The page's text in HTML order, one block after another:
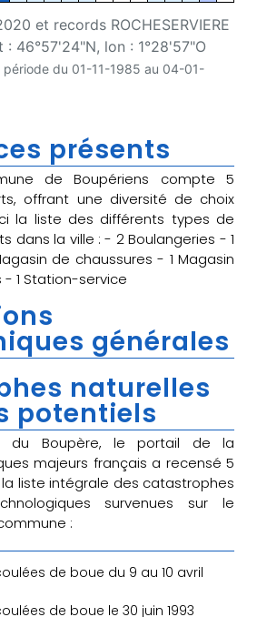
et records ROCHESERVIERE
46°57'24"N, lon : 1°28'57"O
période du 01-11-1985 au 04-01-
présents
de Boupériens compte 5
offrant une diversité de choix
la liste des différents types de
dans la ville : - 2 Boulangeries - 1
de chaussures - 1 Magasin
1 Station-service
générales
naturelles
potentiels
du Boupère, le portail de la
majeurs français a recensé 5
liste intégrale des catastrophes
survenues sur le
:
de boue du 9 au 10 avril
de boue le 30 juin 1993